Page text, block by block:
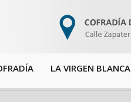
LA VIRGEN BLANCA